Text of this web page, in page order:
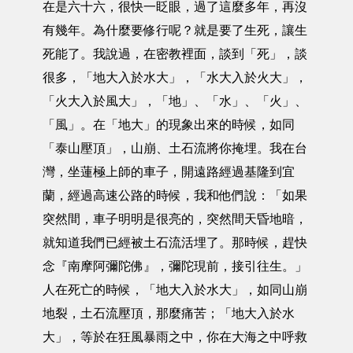
在是六十六，很快一眨眼，過了這麼多年，再沒
有幾年。為什麼要修行呢？就是要了生死，讓生
死能了。我說過，在密教裡面，談到「死」，談
很多，「地大入於水大」，「水大入於火大」，
「火大入於風大」，「地」、「水」、「火」、
「風」。在「地大」的現象出來的時候，如同
「泰山壓頂」，山崩、土石流將你掩埋。我在台
灣，坐蓮極上師的車子，開遠路經過基隆到宜
蘭，經過高速公路的時候，我和他們說：「如果
突然間，車子明明是很亮的，突然間天昏地暗，
就知道我們已經被土石流活埋了。那時候，趕快
念『南摩阿彌陀佛』，彌陀現前，接引往生。」
人在死亡的時候，「地大入於水大」，如同山崩
地裂，土石流壓頂，那麼痛苦；「地大入於水
大」，等於在狂風暴雨之中，你在大海之中呼救